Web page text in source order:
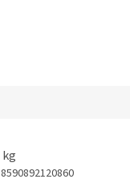
8590892120860